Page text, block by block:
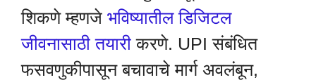
शिकणे म्हणजे भविष्यातील डिजिटल
जीवनासाठी तयारी करणे. UPI संबंधित
फसवणुकीपासून बचावाचे मार्ग अवलंबून,